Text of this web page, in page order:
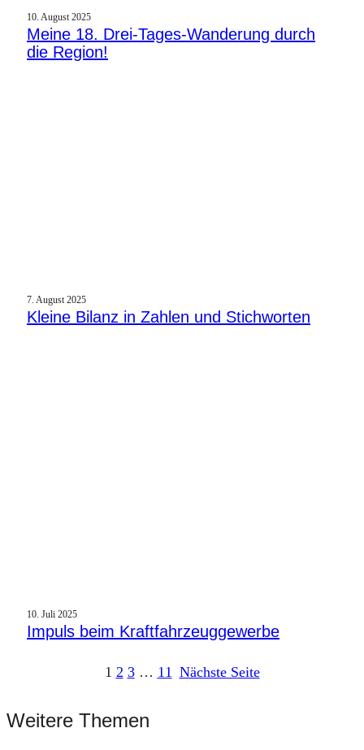
10. August 2025
Meine 18. Drei-Tages-Wanderung durch
die Region!
7. August 2025
Kleine Bilanz in Zahlen und Stichworten
10. Juli 2025
Impuls beim Kraftfahrzeuggewerbe
1 2 3 … 11 Nächste Seite
Weitere Themen